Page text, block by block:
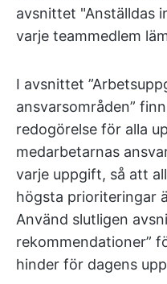
avsnittet "Anställdas
varje teammedlem
I avsnittet
ansvarsområden”
redogörelse för alla
medarbetarnas
varje uppgift, så att
högsta prioriteringar
Använd slutligen
rekommendationer”
hinder för dagens